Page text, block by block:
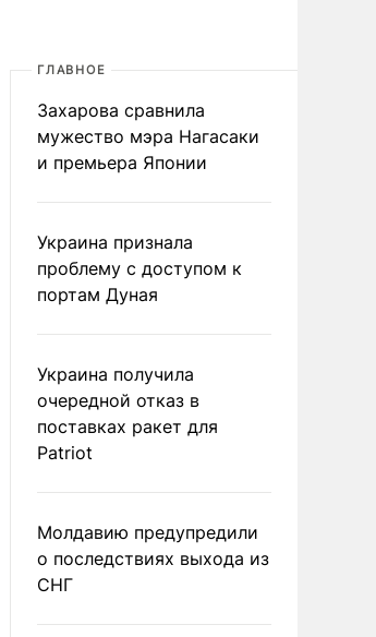
ГЛАВНОЕ
Захарова сравнила
мужество мэра Нагасаки
и премьера Японии
Украина признала
проблему с доступом к
портам Дуная
Украина получила
очередной отказ в
поставках ракет для
Patriot
Молдавию предупредили
о последствиях выхода из
СНГ